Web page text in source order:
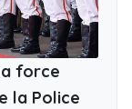
force
la Police